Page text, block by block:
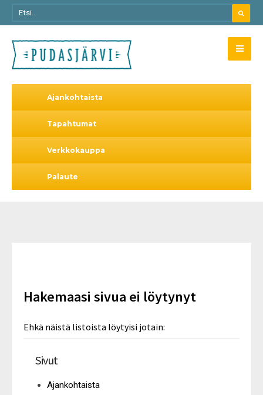
Ajankohtaista
Tapahtumat
Verkkokauppa
Palaute
Hakemaasi sivua ei löytynyt
Ehkä näistä listoista löytyisi jotain:
Sivut
Ajankohtaista